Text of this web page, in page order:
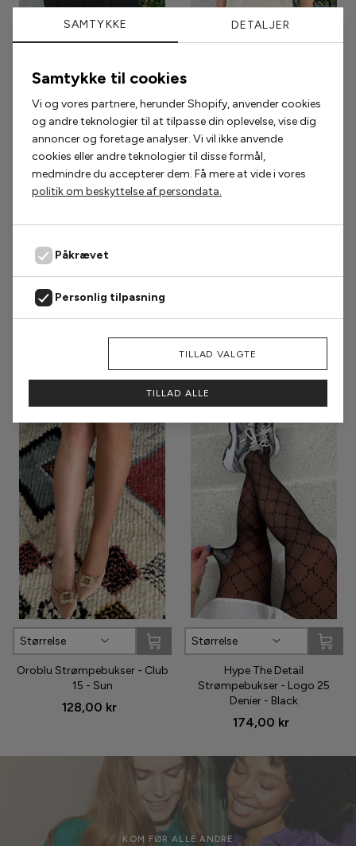
SAMTYKKE DETALJER
Samtykke til cookies
Vi og vores partnere, herunder Shopify, anvender cookies
og andre teknologier til at tilpasse din oplevelse, vise dig
annoncer og foretage analyser. Vi vil ikke anvende
cookies eller andre teknologier til disse formål,
medmindre du accepterer dem. Få mere at vide i vores
politik om beskyttelse af persondata.
Påkrævet
Personlig tilpasning
Markedsføring
Analyse
TILLAD VALGTE
TILLAD ALLE
Størrelse Størrelse
Populære accessories
Størrelse
Oroblu Strømpebukser - Club
15 - Sun
128,00 kr
2 for 300,-
Størrelse
Hype The Detail
Strømpebukser - Logo 25
Denier - Black
174,00 kr
KOM FØR ALLE ANDRE